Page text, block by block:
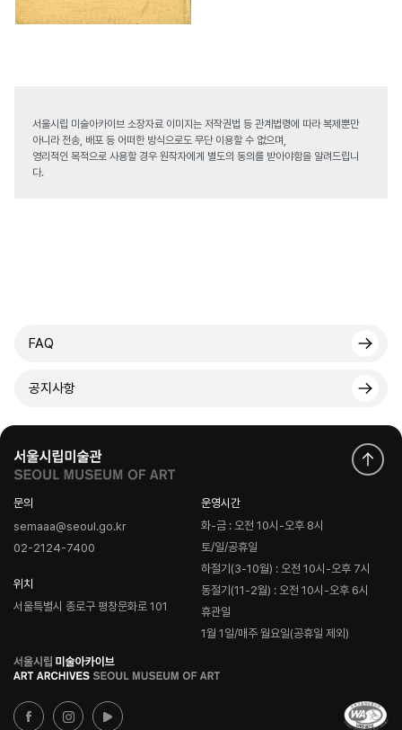
서울시립 미술아카이브 소장자료 이미지는 저작권법 등 관계법령에 따라 복제뿐만
아니라 전송, 배포 등 어떠한 방식으로도 무단 이용할 수 없으며,
영리적인 목적으로 사용할 경우 원작자에게 별도의 동의를 받아야함을 알려드립니
다.
FAQ
공지사항
문의
semaaa@seoul.go.kr
02-2124-7400
위치
서울특별시 종로구 평창문화로 101
운영시간
화-금 : 오전 10시-오후 8시
토/일/공휴일
하절기(3-10월) : 오전 10시-오후 7시
동절기(11-2월) : 오전 10시-오후 6시
휴관일
1월 1일/매주 월요일(공휴일 제외)
로
고